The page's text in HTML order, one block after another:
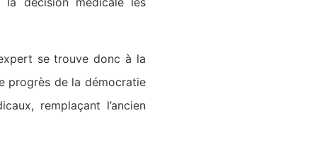
se trouve donc à la
progrès de la démocratie
remplaçant l’ancien